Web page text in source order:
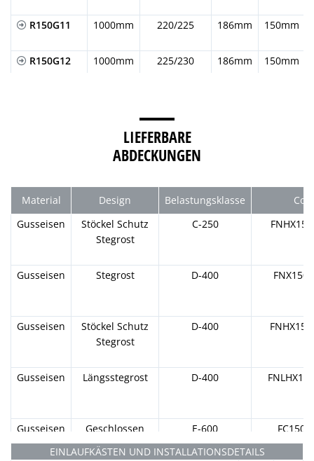
R150G11 1000mm 220/225 186mm 150mm
R150G12 1000mm 225/230 186mm 150mm
1000mm 235/240
R150G16 1000mm 245/250 186mm 150mm
1000mm
R150G18 1000mm 255/260 186mm 150mm
1000mm
R150G20R 1000mm 270mm 186mm 150mm
R150G30R 1000mm 320mm 186mm 150mm
500mm 170mm 186mm
LIEFERBARE
ABDECKUNGEN
Material Design Belastungsklasse
Gusseisen
Stöckel Schutz
Stegrost
C-250
Gusseisen Stegrost D-400
Gusseisen
Stöckel Schutz
Stegrost
D-400
Gusseisen Längsstegrost D-400
Gusseisen Geschlossen E-600
EINLAUFKÄSTEN UND INSTALLATIONSDETAILS